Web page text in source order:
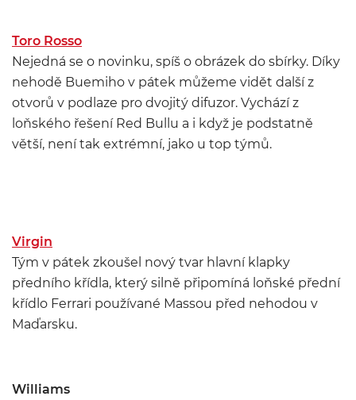
Toro Rosso
Nejedná se o novinku, spíš o obrázek do sbírky. Díky
nehodě Buemiho v pátek můžeme vidět další z
otvorů v podlaze pro dvojitý difuzor. Vychází z
loňského řešení Red Bullu a i když je podstatně
větší, není tak extrémní, jako u top týmů.
Virgin
Tým v pátek zkoušel nový tvar hlavní klapky
předního křídla, který silně připomíná loňské přední
křídlo Ferrari používané Massou před nehodou v
Maďarsku.
Williams